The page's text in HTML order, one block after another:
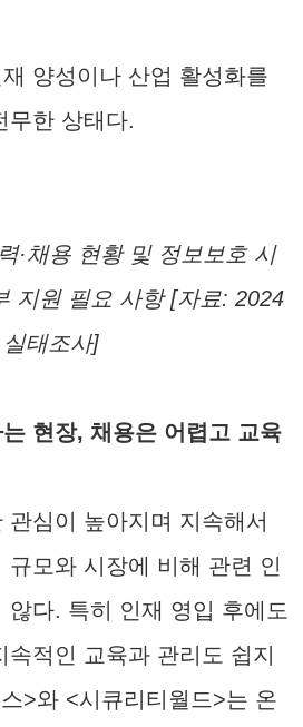
양성이나 산업 활성화를
무한 상태다.
·채용 현황 및 정보보호 시
지원 필요 사항 [자료: 2024
태조사]
현장, 채용은 어렵고 교육
관심이 높아지며 지속해서
규모와 시장에 비해 관련 인
않다. 특히 인재 영입 후에도
적인 교육과 관리도 쉽지
>와 <시큐리티월드>는 온